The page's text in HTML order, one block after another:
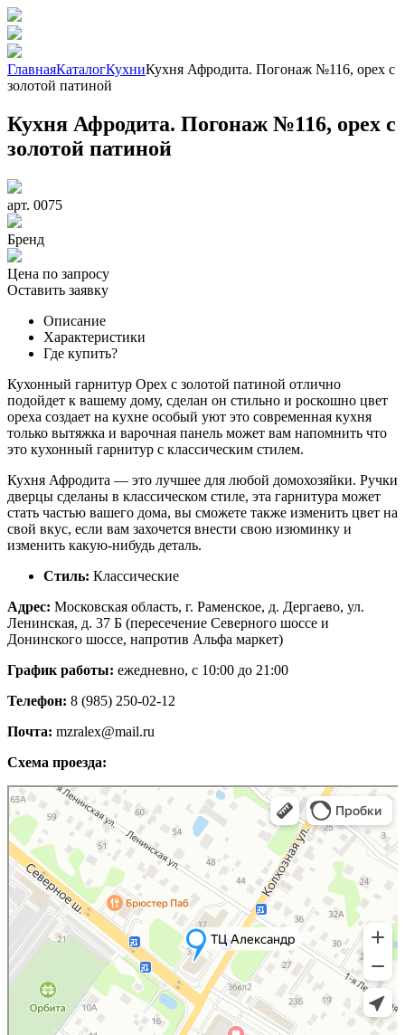
ГлавнаяКаталогКухниКухня Афродита. Погонаж №116, орех с
золотой патиной
Кухня Афродита. Погонаж №116, орех с
золотой патиной
арт. 0075
Бренд
Цена по запросу
Оставить заявку
Описание
Характеристики
Где купить?
Кухонный гарнитур Орех с золотой патиной отлично
подойдет к вашему дому, сделан он стильно и роскошно цвет
ореха создает на кухне особый уют это современная кухня
только вытяжка и варочная панель может вам напомнить что
это кухонный гарнитур с классическим стилем.
Кухня Афродита — это лучшее для любой домохозяйки. Ручки
дверцы сделаны в классическом стиле, эта гарнитура может
стать частью вашего дома, вы сможете также изменить цвет на
свой вкус, если вам захочется внести свою изюминку и
изменить какую-нибудь деталь.
Стиль: Классические
Адрес: Московская область, г. Раменское, д. Дергаево, ул.
Ленинская, д. 37 Б (пересечение Северного шоссе и
Донинского шоссе, напротив Альфа маркет)
График работы: ежедневно, с 10:00 до 21:00
Телефон: 8 (985) 250-02-12
Почта: mzralex@mail.ru
Схема проезда:
Яндекс Карты
Яндекс Карты — транспорт, навигация, поиск мест